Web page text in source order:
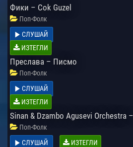
Фики – Cok Guzel
Поп-Фолк
СЛУШАЙ
ИЗТЕГЛИ
Преслава – Писмо
Поп-Фолк
СЛУШАЙ
ИЗТЕГЛИ
Sinan & Dzambo Agusevi Orchestra
Поп-Фолк
СЛУШАЙ
ИЗТЕГЛИ